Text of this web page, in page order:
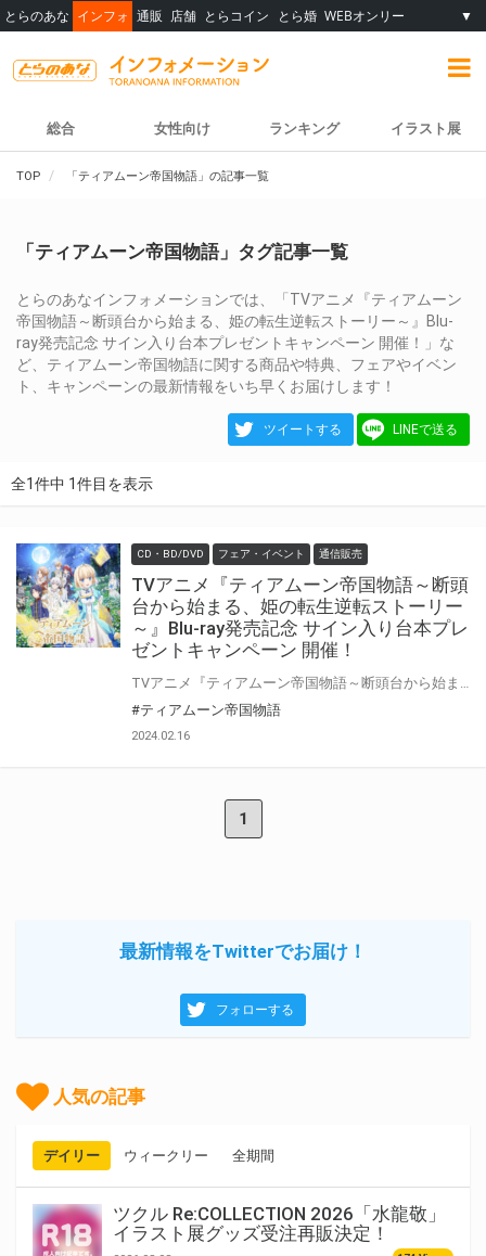
とらのあな インフォ 通販 店舗 とらコイン とら婚 WEBオンリー ▼
総合 女性向け ランキング イラスト展
TOP 「ティアムーン帝国物語」の記事一覧
「ティアムーン帝国物語」タグ記事一覧
とらのあなインフォメーションでは、「TVアニメ『ティアムーン
帝国物語～断頭台から始まる、姫の転生逆転ストーリー～』Blu-
ray発売記念 サイン入り台本プレゼントキャンペーン 開催！」な
ど、ティアムーン帝国物語に関する商品や特典、フェアやイベン
ト、キャンペーンの最新情報をいち早くお届けします！
ツイートする LINEで送る
全1件中 1件目を表示
CD・BD/DVD フェア・イベント 通信販売
TVアニメ『ティアムーン帝国物語～断頭
台から始まる、姫の転生逆転ストーリー
～』Blu-ray発売記念 サイン入り台本プレ
ゼントキャンペーン 開催！
#ティアムーン帝国物語
2024.02.16
1
最新情報をTwitterでお届け！
フォローする
人気の記事
デイリー ウィークリー 全期間
ツクル Re:COLLECTION 2026「水龍敬」
イラスト展グッズ受注再販決定！